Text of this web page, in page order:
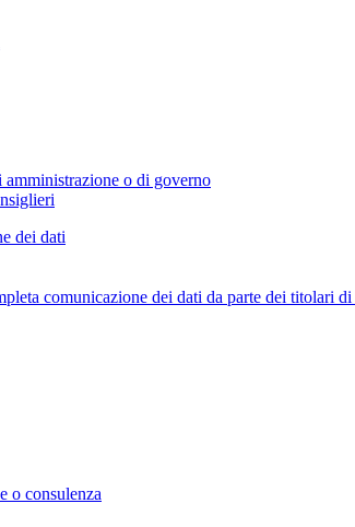
o di governo
dei dati
comunicazione dei dati da parte dei titolari
o consulenza